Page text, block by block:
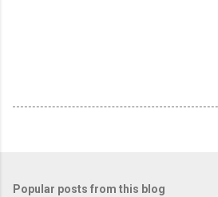
Popular posts from this blog